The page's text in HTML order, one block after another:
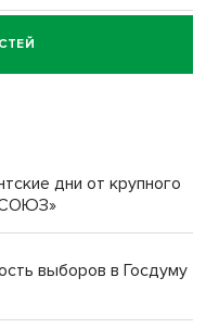
за смерть
дни от крупного
выборов в Госдуму